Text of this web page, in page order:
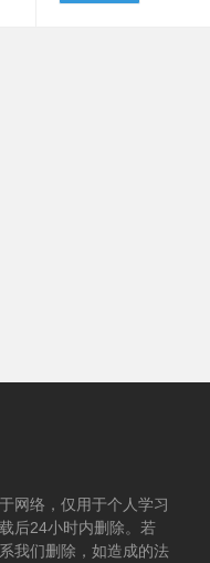
网络，仅用于个人学习
后24小时内删除。若
我们删除，如造成的法